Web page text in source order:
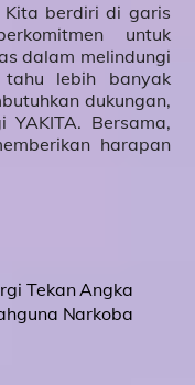
Kita berdiri di garis
untuk
dalam melindungi
lebih banyak
dukungan,
YAKITA. Bersama,
harapan
Tekan Angka
Narkoba